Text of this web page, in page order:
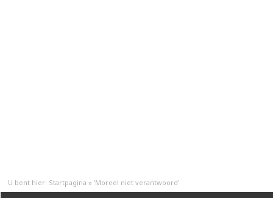
U bent hier: Startpagina » 'Moreel niet verantwoord'